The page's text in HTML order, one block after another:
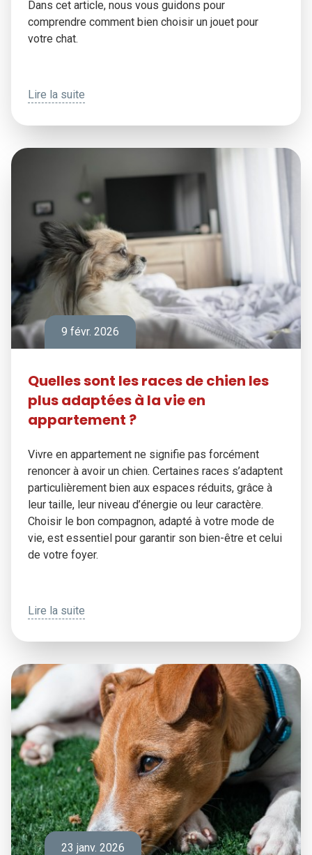
Dans cet article, nous vous guidons pour
comprendre comment bien choisir un jouet pour
votre chat.
Lire la suite
9 févr. 2026
Quelles sont les races de chien les
plus adaptées à la vie en
appartement ?
Vivre en appartement ne signifie pas forcément
renoncer à avoir un chien. Certaines races s’adaptent
particulièrement bien aux espaces réduits, grâce à
leur taille, leur niveau d’énergie ou leur caractère.
Choisir le bon compagnon, adapté à votre mode de
vie, est essentiel pour garantir son bien-être et celui
de votre foyer.
Lire la suite
23 janv. 2026